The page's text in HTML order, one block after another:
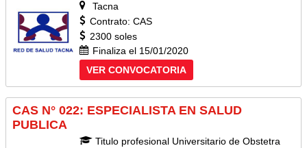
Tacna
Contrato: CAS
2300 soles
Finaliza el 15/01/2020
VER CONVOCATORIA
CAS N° 022: ESPECIALISTA EN SALUD
PUBLICA
Titulo profesional Universitario de Obstetra